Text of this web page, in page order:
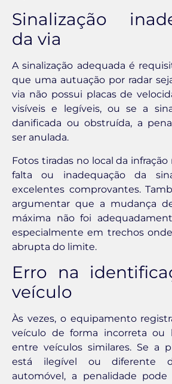
Sinalização
da via
A sinalização adequada é
que uma autuação por radar
via não possui placas de
visíveis e legíveis, ou se a
danificada ou obstruída, a
ser anulada.
Fotos tiradas no local da
falta ou inadequação da
excelentes comprovantes.
argumentar que a mudança
máxima não foi
especialmente em trechos
abrupta do limite.
Erro na
veículo
Às vezes, o equipamento
veículo de forma incorreta ou
entre veículos similares. Se a
está ilegível ou diferente
automóvel, a penalidade pode